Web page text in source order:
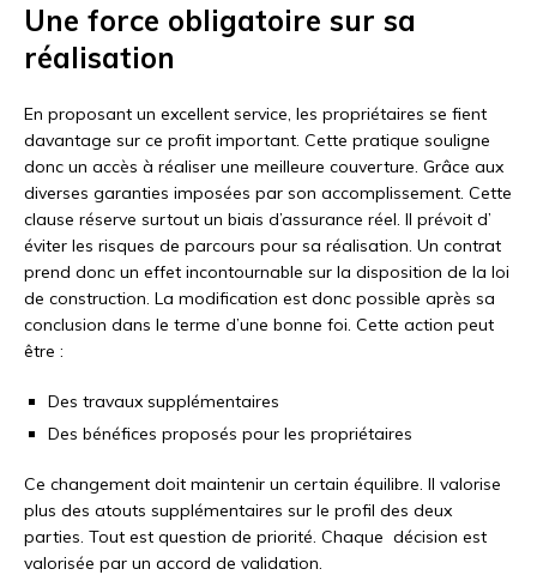
Une force obligatoire sur sa
réalisation
En proposant un excellent service, les propriétaires se fient
davantage sur ce profit important. Cette pratique souligne
donc un accès à réaliser une meilleure couverture. Grâce aux
diverses garanties imposées par son accomplissement. Cette
clause réserve surtout un biais d’assurance réel. Il prévoit d’
éviter les risques de parcours pour sa réalisation. Un contrat
prend donc un effet incontournable sur la disposition de la loi
de construction. La modification est donc possible après sa
conclusion dans le terme d’une bonne foi. Cette action peut
être :
Des travaux supplémentaires
Des bénéfices proposés pour les propriétaires
Ce changement doit maintenir un certain équilibre. Il valorise
plus des atouts supplémentaires sur le profil des deux
parties. Tout est question de priorité. Chaque décision est
valorisée par un accord de validation.